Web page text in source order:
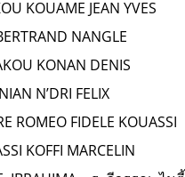
KOUAME JEAN YVES
NANGLE
KONAN DENIS
N’DRI FELIX
ROMEO FIDELE KOUASSI
KOFFI MARCELIN